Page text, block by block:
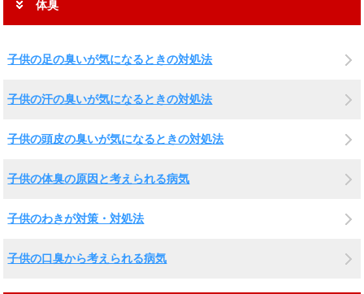
体臭
子供の足の臭いが気になるときの対処法
子供の汗の臭いが気になるときの対処法
子供の頭皮の臭いが気になるときの対処法
子供の体臭の原因と考えられる病気
子供のわきが対策・対処法
子供の口臭から考えられる病気